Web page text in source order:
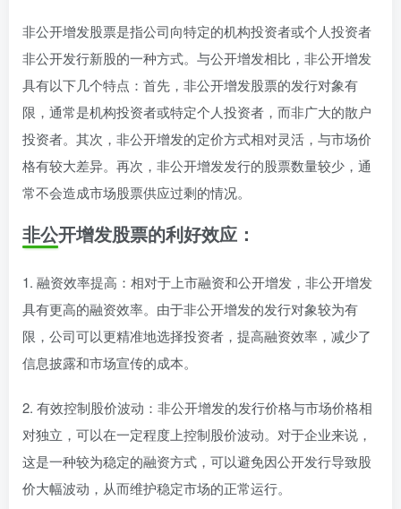
非公开增发股票是指公司向特定的机构投资者或个人投资者
非公开发行新股的一种方式。与公开增发相比，非公开增发
具有以下几个特点：首先，非公开增发股票的发行对象有
限，通常是机构投资者或特定个人投资者，而非广大的散户
投资者。其次，非公开增发的定价方式相对灵活，与市场价
格有较大差异。再次，非公开增发发行的股票数量较少，通
常不会造成市场股票供应过剩的情况。
非公开增发股票的利好效应：
1. 融资效率提高：相对于上市融资和公开增发，非公开增发
具有更高的融资效率。由于非公开增发的发行对象较为有
限，公司可以更精准地选择投资者，提高融资效率，减少了
信息披露和市场宣传的成本。
2. 有效控制股价波动：非公开增发的发行价格与市场价格相
对独立，可以在一定程度上控制股价波动。对于企业来说，
这是一种较为稳定的融资方式，可以避免因公开发行导致股
价大幅波动，从而维护稳定市场的正常运行。